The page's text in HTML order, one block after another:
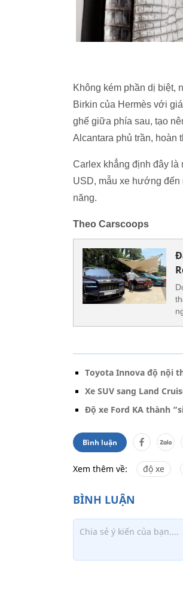
Không kém phần dị biệt,
Birkin của Hermès với
ghế giữa phía sau, tạo
Alcantara phủ trần, hoàn
Carlex khẳng định đây là
USD, mẫu xe hướng đến
năng.
Theo Carscoops
Toyota Innova độ nội
Xe SUV sang Land
Độ xe Ford KA thành
Bình luận
Xem thêm về: độ xe